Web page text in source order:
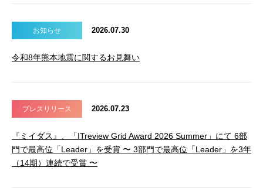
お知らせ 2026.07.30
令和8年熊本地震に関するお見舞い
プレスリリース 2026.07.23
『ミイダス』、「ITreview Grid Award 2026 Summer」にて 6部
門で最高位「Leader」を受賞 〜 3部門で最高位「Leader」を3年
（14期）連続で受賞 〜